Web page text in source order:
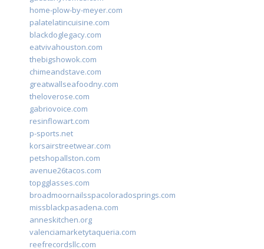
home-plow-by-meyer.com
palatelatincuisine.com
blackdoglegacy.com
eatvivahouston.com
thebigshowok.com
chimeandstave.com
greatwallseafoodny.com
theloverose.com
gabriovoice.com
resinflowart.com
p-sports.net
korsairstreetwear.com
petshopallston.com
avenue26tacos.com
topgglasses.com
broadmoornailsspacoloradosprings.com
missblackpasadena.com
anneskitchen.org
valenciamarketytaqueria.com
reefrecordsllc.com